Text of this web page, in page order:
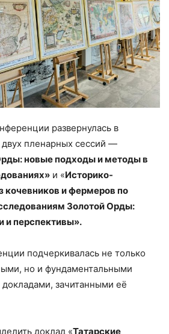
развернулась в
двух пленарных сессий —
новые подходы и методы в
и «Историко-
кочевников и фермеров по
Золотой Орды:
и перспективы».
подчеркивалась не только
но и фундаментальными
зачитанными её
доклад «Татарские